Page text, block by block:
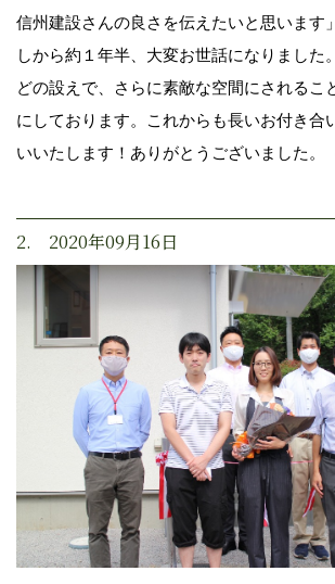
信州建設さんの良さを伝えたいと思います
しから約１年半、大変お世話になりました
どの設えで、さらに素敵な空間にされるこ
にしております。これからも長いお付き合
いいたします！ありがとうございました。
2. 2020年09月16日